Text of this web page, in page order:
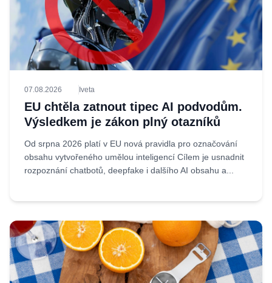
07.08.2026 Iveta
EU chtěla zatnout tipec AI podvodům.
Výsledkem je zákon plný otazníků
Od srpna 2026 platí v EU nová pravidla pro označování
obsahu vytvořeného umělou inteligencí Cílem je usnadnit
rozpoznání chatbotů, deepfake i dalšího AI obsahu a...